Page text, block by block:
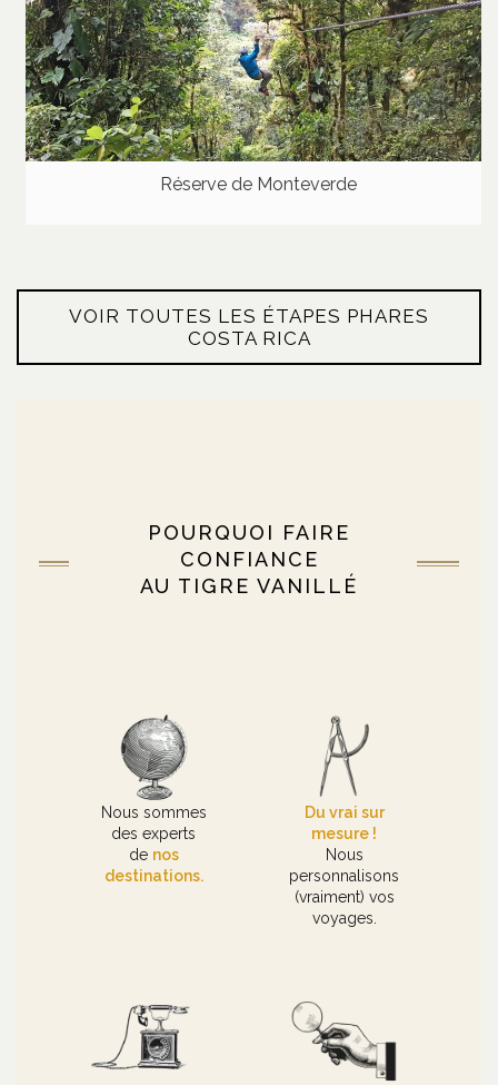
Réserve de Monteverde
VOIR TOUTES LES ÉTAPES PHARES
COSTA RICA
POURQUOI FAIRE
CONFIANCE
AU TIGRE VANILLÉ
Nous sommes
des experts
de nos
destinations.
Du vrai sur
mesure !
Nous
personnalisons
(vraiment) vos
voyages.